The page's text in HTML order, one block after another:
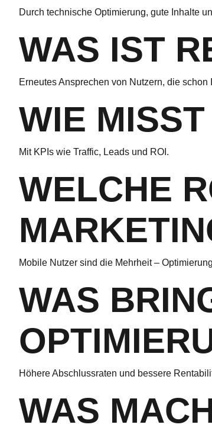
Durch technische Optimierung, gute Inhalte
WAS IST
Erneutes Ansprechen von Nutzern, die schon
WIE
Mit KPIs wie Traffic, Leads und ROI.
WELCHE
Mobile Nutzer sind die Mehrheit –
WAS
Höhere Abschlussraten und bessere
WAS